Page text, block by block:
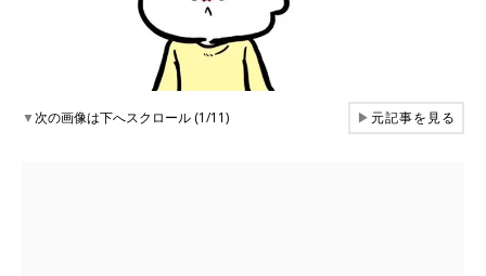
▼次の画像は下へスクロール (1/11) ▶元記事を見る